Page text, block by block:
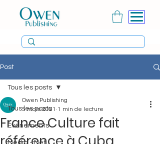
Post
Tous les posts
Évènements
Média - Net
Tous les posts
France Culture fait
Owen Publishing
5 mars 2021 1 min de lecture